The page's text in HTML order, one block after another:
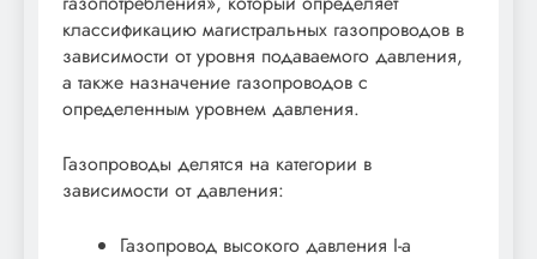
классификацию магистральных газопроводов в
зависимости от уровня подаваемого давления,
а также назначение газопроводов с
определенным уровнем давления.
Газопроводы делятся на категории в
зависимости от давления:
Газопровод высокого давления I-а